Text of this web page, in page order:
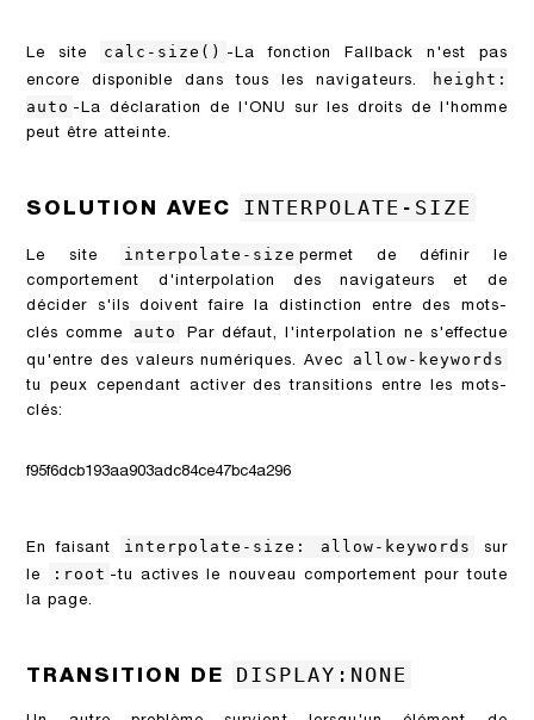
Le site calc-size()
-La fonction Fallback n'est pas
encore disponible dans tous les navigateurs.
height:
auto -La déclaration de l'ONU sur les droits de l'homme
peut être atteinte.
SOLUTION AVEC INTERPOLATE-SIZE
Le site interpolate-size permet de définir le
comportement d'interpolation des navigateurs et de
décider s'ils doivent faire la distinction entre des mots-
clés comme
auto
Par défaut, l'interpolation ne s'effectue
qu'entre des valeurs numériques. Avec
allow-keywords
tu peux cependant activer des transitions entre les mots-
clés:
f95f6dcb193aa903adc84ce47bc4a296
En faisant interpolate-size: allow-keywords
sur
le
:root -tu actives le nouveau comportement pour toute
la page.
TRANSITION DE DISPLAY:NONE